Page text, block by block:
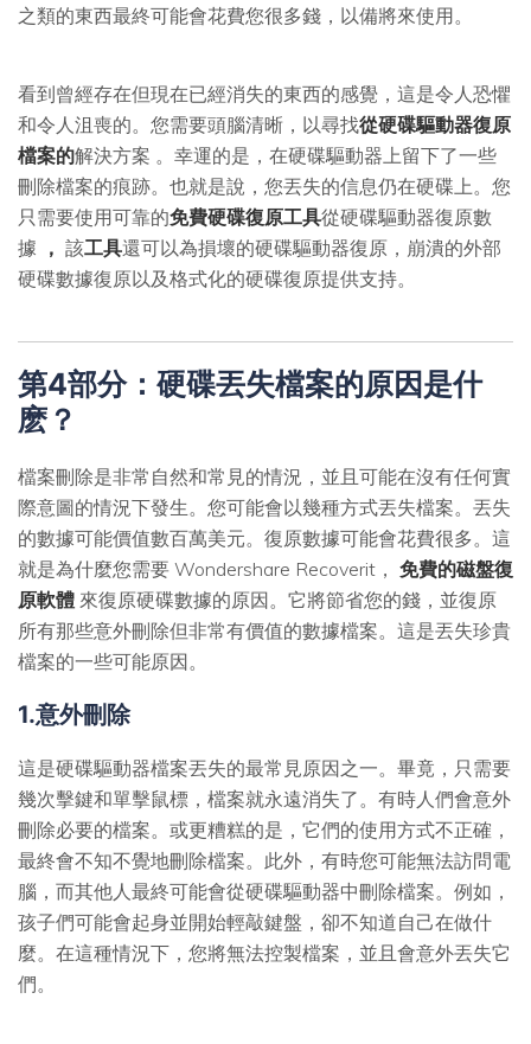
之類的東西最終可能會花費您很多錢，以備將來使用。
看到曾經存在但現在已經消失的東西的感覺，這是令人恐懼
和令人沮喪的。您需要頭腦清晰，以尋找從硬碟驅動器復原
檔案的解決方案 。幸運的是，在硬碟驅動器上留下了一些
刪除檔案的痕跡。也就是說，您丟失的信息仍在硬碟上。您
只需要使用可靠的免費硬碟復原工具從硬碟驅動器復原數
據 ， 該工具還可以為損壞的硬碟驅動器復原，崩潰的外部
硬碟數據復原以及格式化的硬碟復原提供支持。
第4部分：硬碟丟失檔案的原因是什
麽？
檔案刪除是非常自然和常見的情況，並且可能在沒有任何實
際意圖的情況下發生。您可能會以幾種方式丟失檔案。丟失
的數據可能價值數百萬美元。復原數據可能會花費很多。這
就是為什麼您需要 Wondershare Recoverit， 免費的磁盤復
原軟體 來復原硬碟數據的原因。它將節省您的錢，並復原
所有那些意外刪除但非常有價值的數據檔案。這是丟失珍貴
檔案的一些可能原因。
1.意外刪除
這是硬碟驅動器檔案丟失的最常見原因之一。畢竟，只需要
幾次擊鍵和單擊鼠標，檔案就永遠消失了。有時人們會意外
刪除必要的檔案。或更糟糕的是，它們的使用方式不正確，
最終會不知不覺地刪除檔案。此外，有時您可能無法訪問電
腦，而其他人最終可能會從硬碟驅動器中刪除檔案。例如，
孩子們可能會起身並開始輕敲鍵盤，卻不知道自己在做什
麼。在這種情況下，您將無法控製檔案，並且會意外丟失它
們。